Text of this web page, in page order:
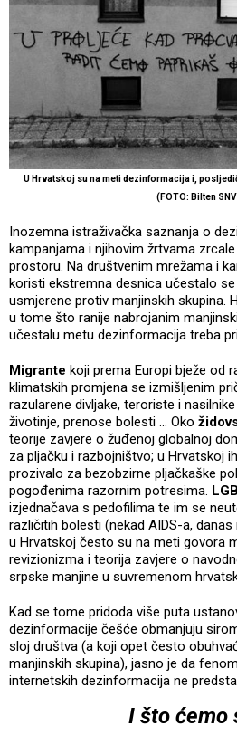
U Hrvatskoj su na meti dezinformacija i,
(FOTO: Bilten
Inozemna istraživačka saznanja o
kampanjama i njihovim žrtvama
prostoru. Na društvenim mrežama i
koristi ekstremna desnica učestalo
usmjerene protiv manjinskih skupina.
u tome što ranije nabrojanim
učestalu metu dezinformacija treba
Migrante koji prema Europi bježe od
klimatskih promjena se izmišljenim
razularene divljake, teroriste i
životinje, prenose bolesti ... Oko
teorije zavjere o žuđenoj globalnoj
za pljačku i razbojništvo; u Hrvatskoj
prozivalo za bezobzirne pljačkaške
pogođenima razornim potresima.
izjednačava s pedofilima te im se
različitih bolesti (nekad AIDS-a,
u Hrvatskoj često su na meti govora
revizionizma i teorija zavjere o
srpske manjine u suvremenom
Kad se tome pridoda više puta
dezinformacije češće obmanjuju
sloj društva (a koji opet često
manjinskih skupina), jasno je da
internetskih dezinformacija ne
I što ćemo